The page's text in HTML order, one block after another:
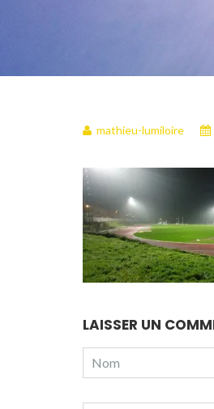
mathieu-lumiloire
LAISSER UN